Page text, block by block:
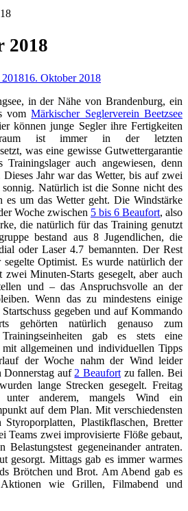
2018
16. Oktober 2018
in der Nähe von Brandenburg, ein
vomMärkischer Seglerverein Beetzsee
können junge Segler ihre Fertigkeiten
ist immer in der letzten
was eine gewisse Gutwettergarantie
auch angewiesen, denn
Jahr war das Wetter, bis auf zwei
Natürlich ist die Sonne nicht des
es um das Wetter geht. Die Windstärke
Woche zwischen 5 bis 6 Beaufort, also
die natürlich für das Training genutzt
bestand aus 8 Jugendlichen, die
oder Laser 4.7 bemannten. Der Rest
Optimist. Es wurde natürlich der
zwei Minuten-Starts gesegelt, aber auch
und – das Anspruchsvolle an der
Wenn das zu mindestens einige
gegeben und auf Kommando
gehörten natürlich genauso zum
gab es stets eine
allgemeinen und individuellen Tipps
der Woche nahm der Wind leider
Donnerstag auf 2 Beaufort zu fallen. Bei
lange Strecken gesegelt. Freitag
unter anderem, mangels Wind ein
auf dem Plan. Mit verschiedensten
Styroporplatten, Plastikflaschen, Bretter
Teams zwei improvisierte Flöße gebaut,
Belastungstest gegeneinander antraten.
gesorgt. Mittags gab es immer warmes
Brötchen und Brot. Am Abend gab es
Aktionen wie Grillen, Filmabend und